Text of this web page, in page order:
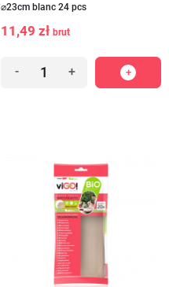
⌀23cm blanc 24 pcs
11,49 zł brut
- +